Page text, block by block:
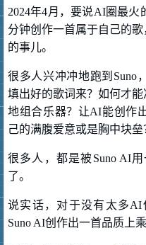
2024年4月，要说AI圈最火
分钟创作一首属于自己的
的事儿。
很多人兴冲冲地跑到Suno
填出好的歌词来？如何才
地组合乐器？让AI能创作
己的满腹爱意或是胸中块垒
很多人，都是被Suno AI
了。
说实话，对于没有太多AI
Suno AI创作出一首品质上